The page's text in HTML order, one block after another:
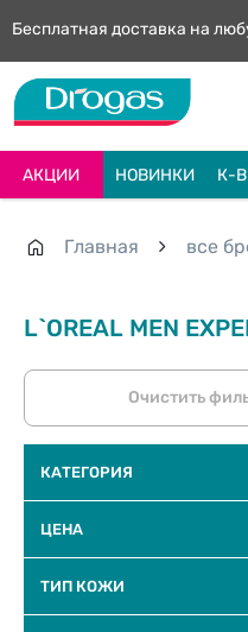
Бесплатная доставка на
АКЦИИ НОВИНКИ К-
Главная все
L`OREAL MEN
Очистить
КАТЕГОРИЯ
ЦЕНА
ТИП КОЖИ